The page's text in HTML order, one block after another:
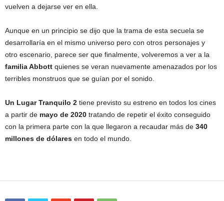
vuelven a dejarse ver en ella.
Aunque en un principio se dijo que la trama de esta secuela se
desarrollaría en el mismo universo pero con otros personajes y
otro escenario, parece ser que finalmente, volveremos a ver a la
familia Abbott quienes se veran nuevamente amenazados por los
terribles monstruos que se guían por el sonido.
Un Lugar Tranquilo 2 tiene previsto su estreno en todos los cines
a partir de mayo de 2020 tratando de repetir el éxito conseguido
con la primera parte con la que llegaron a recaudar más de 340
millones de dólares en todo el mundo.